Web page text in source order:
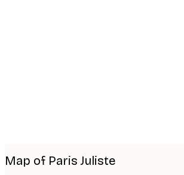
Map of Paris Juliste